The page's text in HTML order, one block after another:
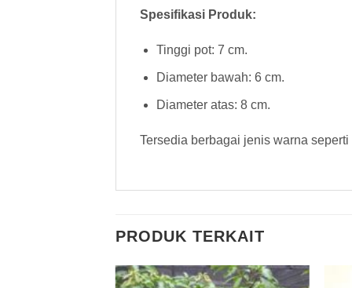
Spesifikasi Produk:
Tinggi pot: 7 cm.
Diameter bawah: 6 cm.
Diameter atas: 8 cm.
Tersedia berbagai jenis warna
PRODUK TERKAIT